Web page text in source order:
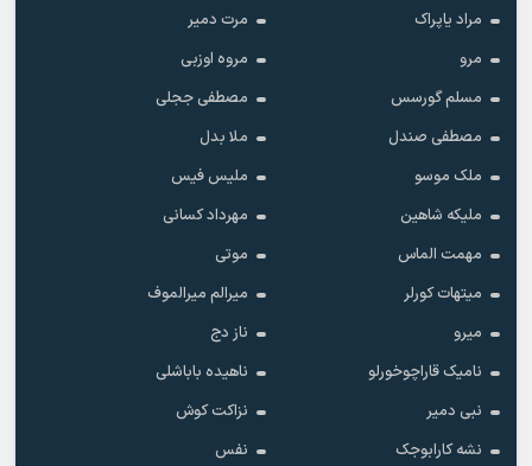
مراد یاپراک
مرت دمیر
مرو
مروه اوزبی
مسلم گورسس
مصطفی ججلی
مصطفی صندل
ملا بدل
ملک موسو
ملیس فیس
ملیکه شاهین
مهرداد کسانی
مهمت الماس
موتی
میتهات کورلر
میرالم میرالموف
میرو
ناز دج
نامیک قاراچوخورلو
ناهیده باباشلی
نبی دمیر
نزاکت کوش
نشه کارابوجک
نفس